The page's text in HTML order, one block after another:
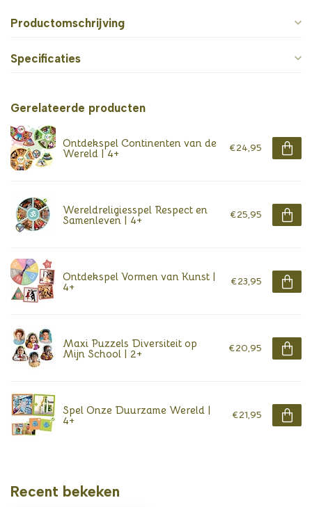
Productomschrijving
Specificaties
Gerelateerde producten
Ontdekspel Continenten van de
Wereld | 4+ €24,95
Wereldreligiesspel Respect en
Samenleven | 4+ €25,95
Ontdekspel Vormen van Kunst |
4+ €23,95
Maxi Puzzels Diversiteit op
Mijn School | 2+ €20,95
Spel Onze Duurzame Wereld |
4+ €21,95
Recent bekeken